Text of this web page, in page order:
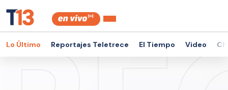
Lo Último Reportajes Teletrece El Tiempo Video